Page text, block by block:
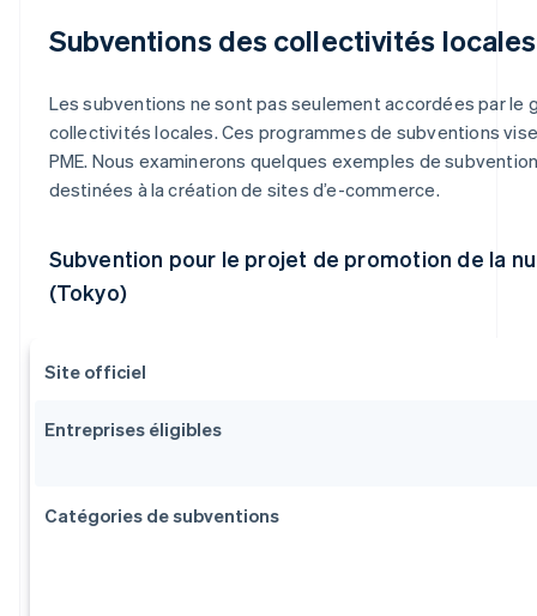
Subventions des collectivités locales
Les subventions ne sont pas seulement accordées par le
collectivités locales. Ces programmes de subventions
PME. Nous examinerons quelques exemples de
destinées à la création de sites d’e-commerce.
Subvention pour le projet de promotion de la
(Tokyo)
Site officiel
Entreprises éligibles
Catégories de subventions